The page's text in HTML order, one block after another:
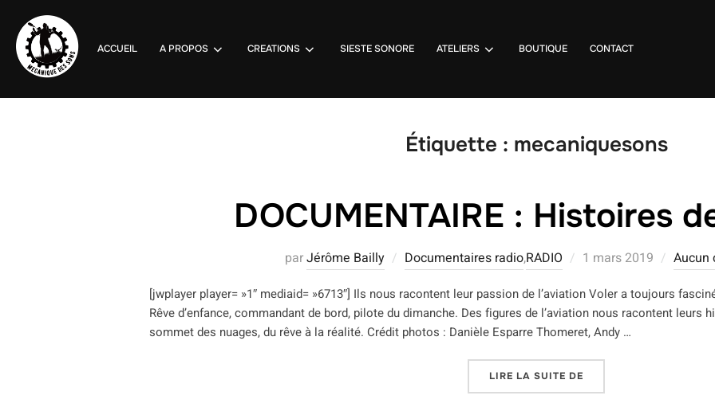
contenu
ACCUEIL A PROPOS CREATIONS SIESTE SONORE ATELIERS BOUTIQUE CONTACT
Étiquette : mecaniquesons
DOCUMENTAIRE : Histoires
parJérôme Bailly Documentaires radio,RADIO
Publié
1 mars 2019 Aucun
[jwplayer player= »1″ mediaid= »6713″] Ils nous racontent leur passion de l’aviation Voler a toujours
Rêve d’enfance, commandant de bord, pilote du dimanche. Des figures de l’aviation nous racontent leurs
sommet des nuages, du rêve à la réalité. Crédit photos : Danièle Esparre Thomeret, Andy …
LIRE LA SUITE DE